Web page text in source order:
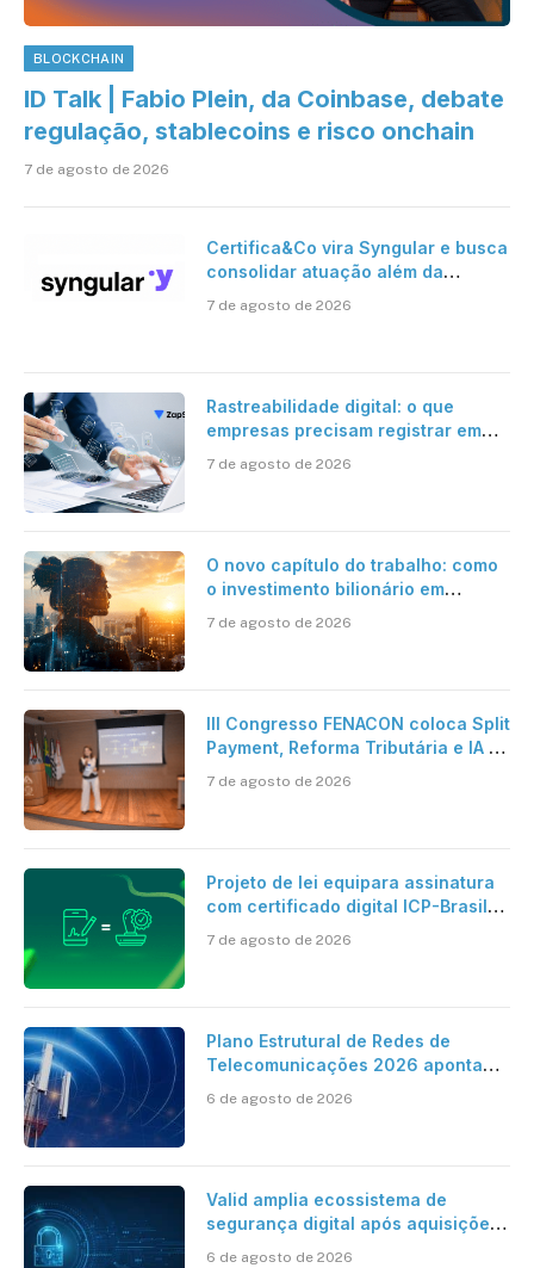
BLOCKCHAIN
ID Talk | Fabio Plein, da Coinbase, debate
regulação, stablecoins e risco onchain
7 de agosto de 2026
Certifica&Co vira Syngular e busca
consolidar atuação além da
7 de agosto de 2026
Rastreabilidade digital: o que
empresas precisam registrar em
7 de agosto de 2026
O novo capítulo do trabalho: como
o investimento bilionário em
verdadeira era da inteligência
7 de agosto de 2026
III Congresso FENACON coloca Split
Payment, Reforma Tributária e IA no
7 de agosto de 2026
Projeto de lei equipara assinatura
com certificado digital ICP-Brasil
cartório
7 de agosto de 2026
Plano Estrutural de Redes de
Telecomunicações 2026 aponta
mantém desafio
6 de agosto de 2026
Valid amplia ecossistema de
segurança digital após aquisições
6 de agosto de 2026